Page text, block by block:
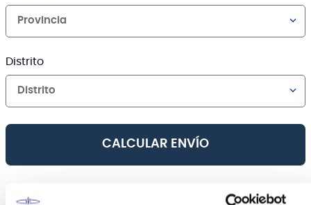
Provincia
Distrito
Distrito
CALCULAR ENVÍO
Canales de venta y asesoría